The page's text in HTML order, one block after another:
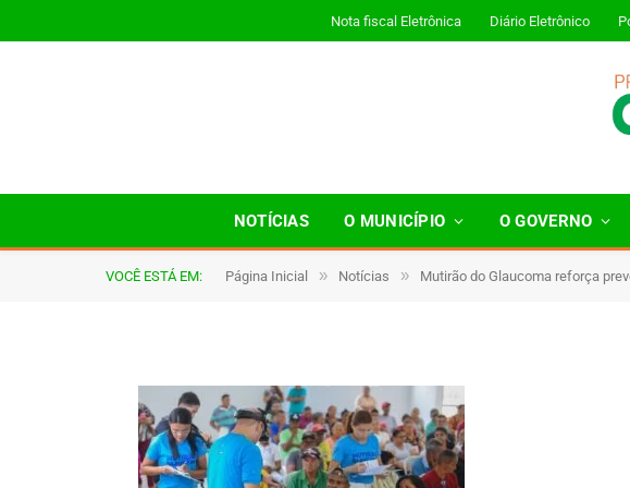
Nota fiscal Eletrônica Diário Eletrônico
NOTÍCIAS O MUNICÍPIO O GOVERNO
VOCÊ ESTÁ EM: Página Inicial » Notícias » Mutirão do Glaucoma reforça
JWR_9518